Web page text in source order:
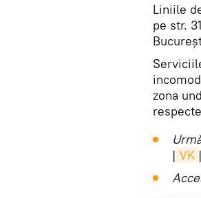
Liniile
pe str.
zona
| VK |